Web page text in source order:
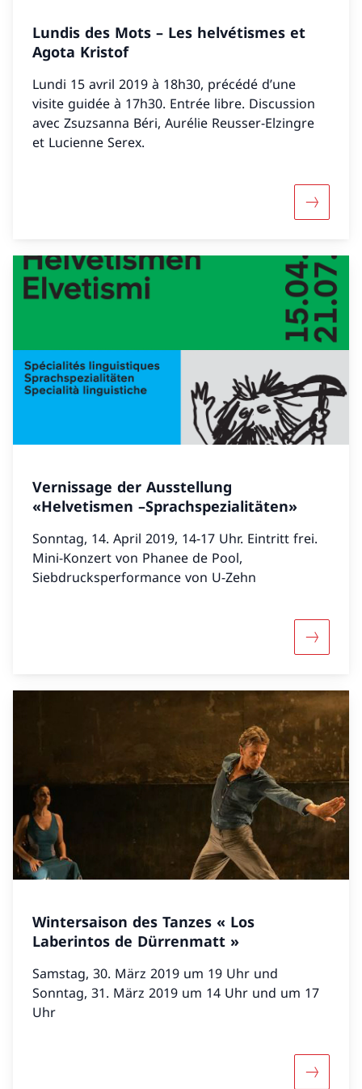
Lundis des Mots – Les helvétismes et
Agota Kristof
Lundi 15 avril 2019 à 18h30, précédé d’une
visite guidée à 17h30. Entrée libre. Discussion
avec Zsuzsanna Béri, Aurélie Reusser-Elzingre
et Lucienne Serex.
Mehr
Vernissage der Ausstellung
«Helvetismen –Sprachspezialitäten»
Sonntag, 14. April 2019, 14-17 Uhr. Eintritt frei.
Mini-Konzert von Phanee de Pool,
Siebdrucksperformance von U-Zehn
Mehr
Wintersaison des Tanzes « Los
Laberintos de Dürrenmatt »
Samstag, 30. März 2019 um 19 Uhr und
Sonntag, 31. März 2019 um 14 Uhr und um 17
Uhr
Mehr